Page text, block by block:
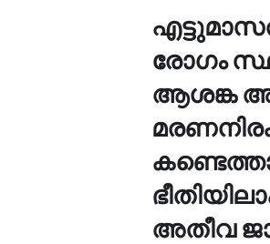
രോഗം
ആശങ്ക
അതീവ